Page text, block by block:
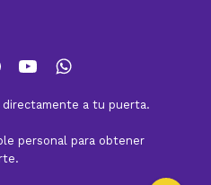
directamente a tu puerta.
personal para obtener